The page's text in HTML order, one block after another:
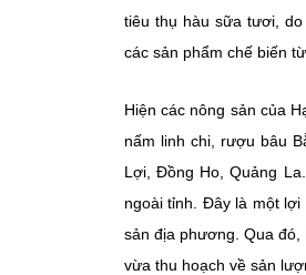
tiêu thụ hàu sữa tươi,
các sản phẩm chế biến
Hiện các nông sản của
nấm linh chi, rượu bâu
Lợi, Đồng Ho, Quảng
ngoài tỉnh. Đây là một
sản địa phương. Qua đó,
vừa thu hoạch về sản